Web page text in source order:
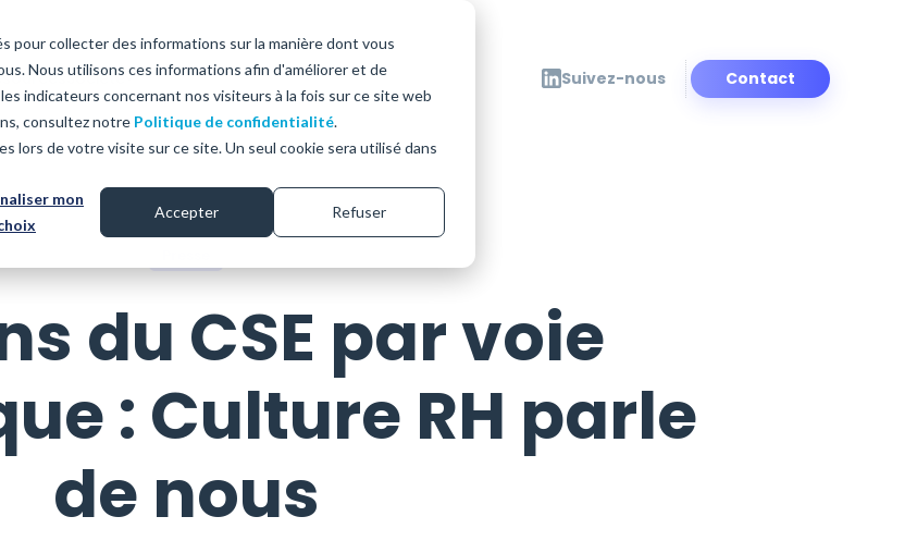
pour collecter des informations sur la manière dont vous
Nous utilisons ces informations afin d'améliorer et de
indicateurs concernant nos visiteurs à la fois sur ce site web
consultez notre Politique de confidentialité.
lors de votre visite sur ce site. Un seul cookie sera utilisé dans
mon
Accepter Refuser
papier Solution de vote hybride
du vote papier
Découvrir
Fonction hospitalière CME/CSIRMT
Elections des représentants de parents
d'élèves
Société
Qui sommes-nous
Nous rejoindre
Suivez-nous Contact
du CSE par voie
: Culture RH parle
de nous